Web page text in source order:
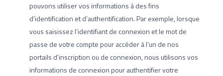
pouvons utiliser vos informations à des fins
d’identification et d’authentification. Par exemple, lorsque
vous saisissez l’identifiant de connexion et le mot de
passe de votre compte pour accéder à l’un de nos
portails d’inscription ou de connexion, nous utilisons vos
informations de connexion pour authentifier votre